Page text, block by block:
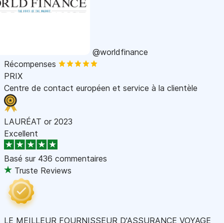
@worldfinance
Récompenses
PRIX
Centre de contact européen et service à la clientèle
LAURÉAT or 2023
Excellent
Basé sur 436 commentaires
Truste Reviews
LE MEILLEUR FOURNISSEUR D'ASSURANCE VOYAGE